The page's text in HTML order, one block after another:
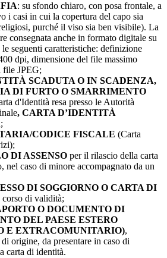
: su sfondo chiaro, con posa frontale, a
i casi in cui la copertura del capo sia
purché il viso sia ben visibile). La
consegnata anche in formato digitale su
seguenti caratteristiche: definizione
dpi, dimensione del file massimo
file JPEG;
SCADUTA O IN SCADENZA,
DI FURTO O SMARRIMENTO
d'Identità resa presso le Autorità
, CARTA D’IDENTITÀ
;
CODICE FISCALE (Carta
DI ASSENSO per il rilascio della carta
nel caso di minore accompagnato da un
DI SOGGIORNO O CARTA DI
corso di validità;
O DOCUMENTO DI
DEL PAESE ESTERO
E EXTRACOMUNITARIO),
origine, da presentare in caso di
carta di identità.